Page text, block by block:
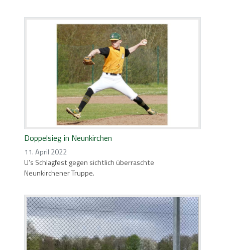
Doppelsieg in Neunkirchen
11. April 2022
U’s Schlagfest gegen sichtlich überraschte
Neunkirchener Truppe.